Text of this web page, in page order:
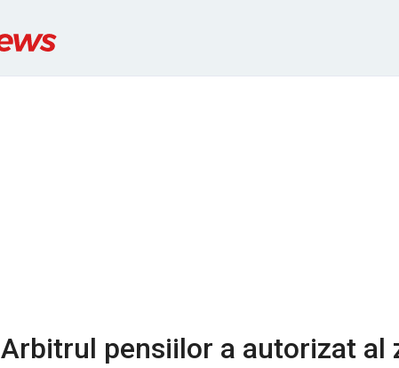
Arbitrul pensiilor a autorizat al